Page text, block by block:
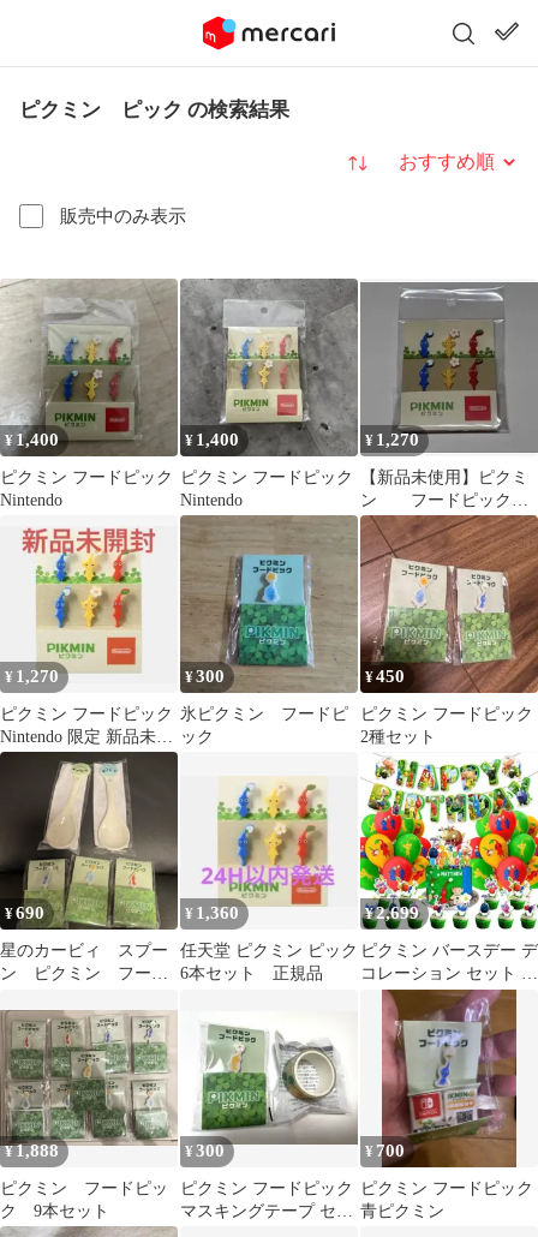
ピクミン ピック の検索結果
販売中のみ表示
並び替え
¥1,400
ピクミン フードピック
Nintendo
¥ 1,400
ピクミン フードピック
Nintendo
¥ 1,270
【新品未使用】ピクミ
ン フードピック（6
本入） 1点
¥ 1,270
ピクミン フードピック
Nintendo 限定 新品未開
封
¥300
氷ピクミン フードピ
ック
¥450
ピクミン フードピック
2種セット
¥690
星のカービィ スプー
ン ピクミン フード
¥ 1,360
任天堂 ピクミン ピック
6本セット 正規品
¥2,699
ピクミン バースデー デ
コレーション セット 誕
生日 バルーン 飾り
¥1,888
ピクミン フードピッ
ク 9本セット
¥300
ピクミン フードピック
マスキングテープ セッ
¥ 700
ピクミン フードピック
青ピクミン